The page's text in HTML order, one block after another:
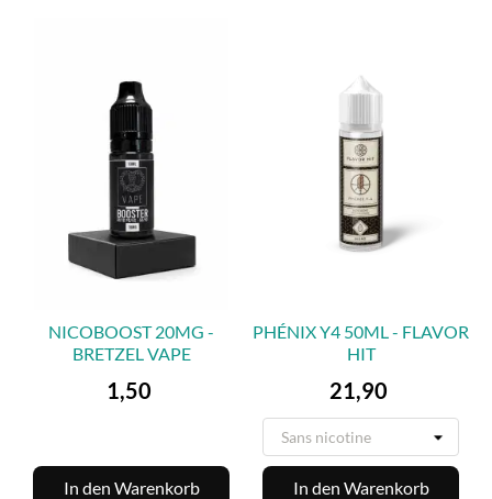
NICOBOOST 20MG -
BRETZEL VAPE
Preis
1,50
In den Warenkorb
PHÉNIX Y4 50ML - FLAVOR
HIT
Preis
21,90
In den Warenkorb